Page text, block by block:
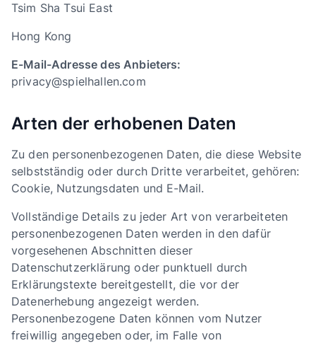
Tsim Sha Tsui East
Hong Kong
E-Mail-Adresse des Anbieters:
privacy@spielhallen.com
Arten der erhobenen Daten
Zu den personenbezogenen Daten, die diese Website
selbstständig oder durch Dritte verarbeitet, gehören:
Cookie, Nutzungsdaten und E-Mail.
Vollständige Details zu jeder Art von verarbeiteten
personenbezogenen Daten werden in den dafür
vorgesehenen Abschnitten dieser
Datenschutzerklärung oder punktuell durch
Erklärungstexte bereitgestellt, die vor der
Datenerhebung angezeigt werden.
Personenbezogene Daten können vom Nutzer
freiwillig angegeben oder, im Falle von